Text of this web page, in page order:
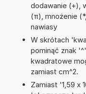
dodawanie (+),
(π), mnożenie
nawiasy
W skrótach
pominąć znak
kwadratowe
zamiast cm^2.
Zamiast '1,59 x